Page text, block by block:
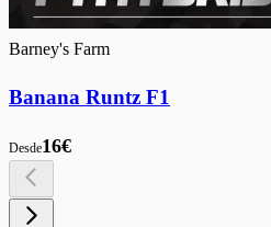
Barney's Farm
Banana Runtz F1
Desde16€